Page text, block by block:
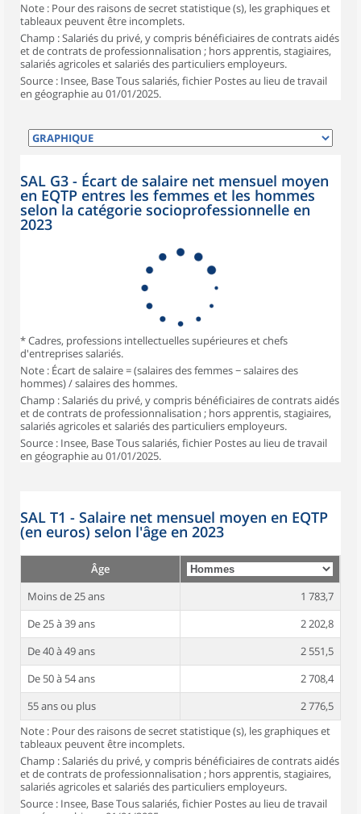
Note : Pour des raisons de secret statistique (s), les graphiques et
tableaux peuvent être incomplets.
Champ : Salariés du privé, y compris bénéficiaires de contrats aidés
et de contrats de professionnalisation ; hors apprentis, stagiaires,
salariés agricoles et salariés des particuliers employeurs.
Source : Insee, Base Tous salariés, fichier Postes au lieu de travail
en géographie au 01/01/2025.
SAL G3 - Écart de salaire net mensuel moyen
en EQTP entres les femmes et les hommes
selon la catégorie socioprofessionnelle en
2023
* Cadres, professions intellectuelles supérieures et chefs
d'entreprises salariés.
Note : Écart de salaire = (salaires des femmes − salaires des
hommes) / salaires des hommes.
Champ : Salariés du privé, y compris bénéficiaires de contrats aidés
et de contrats de professionnalisation ; hors apprentis, stagiaires,
salariés agricoles et salariés des particuliers employeurs.
Source : Insee, Base Tous salariés, fichier Postes au lieu de travail
en géographie au 01/01/2025.
SAL T1 - Salaire net mensuel moyen en EQTP
(en euros) selon l'âge en 2023
Âge
Moins de 25 ans
1 783,7
De 25 à 39 ans
2 202,8
De 40 à 49 ans
2 551,5
De 50 à 54 ans
2 708,4
55 ans ou plus
2 776,5
Note : Pour des raisons de secret statistique (s), les graphiques et
tableaux peuvent être incomplets.
Champ : Salariés du privé, y compris bénéficiaires de contrats aidés
et de contrats de professionnalisation ; hors apprentis, stagiaires,
salariés agricoles et salariés des particuliers employeurs.
Source : Insee, Base Tous salariés, fichier Postes au lieu de travail